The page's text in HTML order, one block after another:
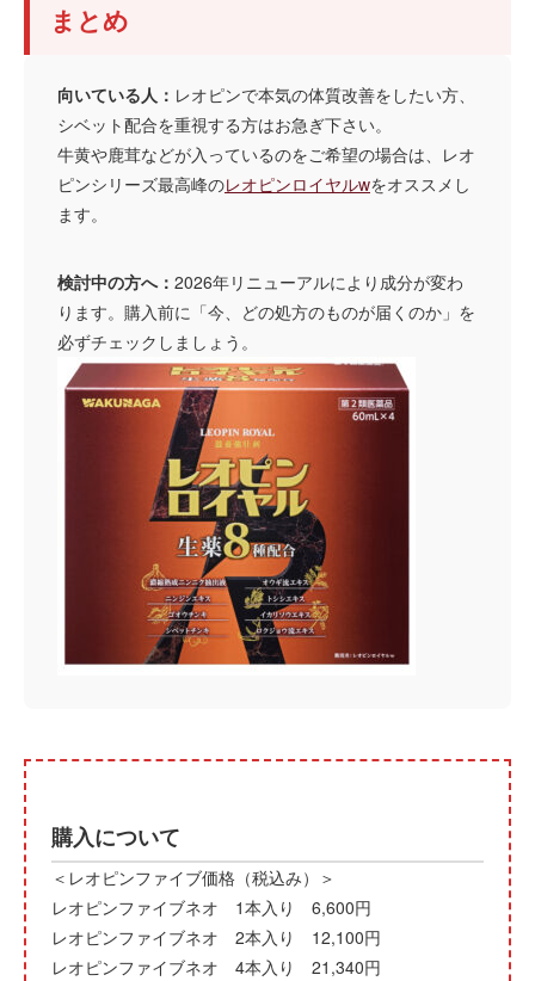
まとめ
向いている人： レオピンで本気の体質改善をしたい方、
シベット配合を重視する方はお急ぎ下さい。
牛黄や鹿茸などが入っているのをご希望の場合は、レオ
ピンシリーズ最高峰のレオピンロイヤルwをオススメし
ます。
検討中の方へ： 2026年リニューアルにより成分が変わ
ります。購入前に「今、どの処方のものが届くのか」を
必ずチェックしましょう。
購入について
＜レオピンファイブ価格（税込み）＞
レオピンファイブネオ 1本入り 6,600円
レオピンファイブネオ 2本入り 12,100円
レオピンファイブネオ 4本入り 21,340円